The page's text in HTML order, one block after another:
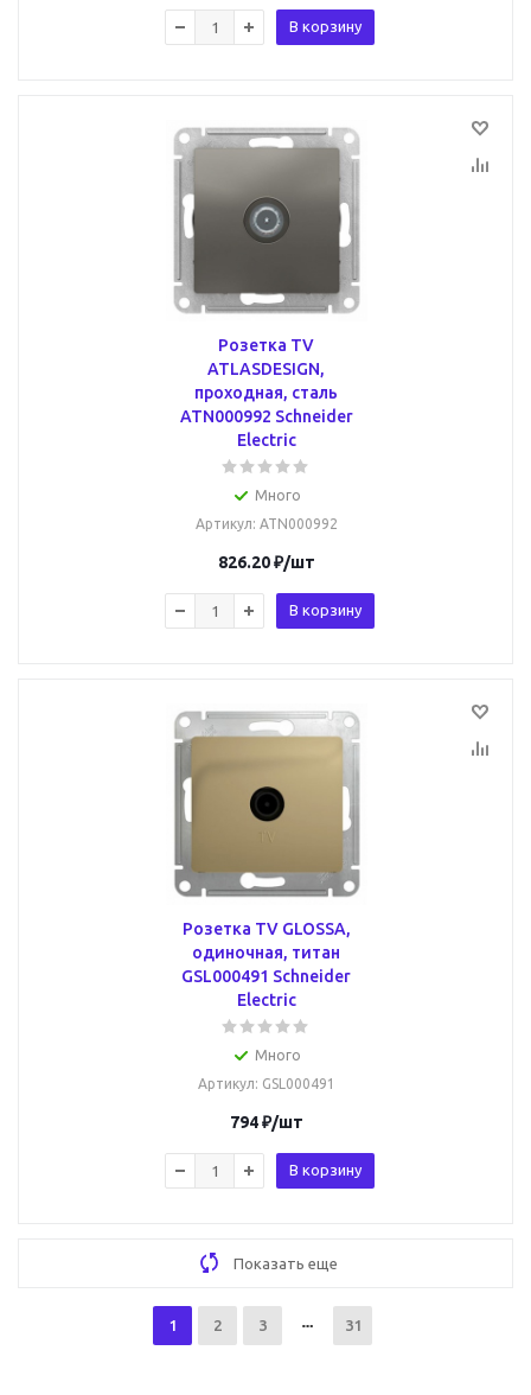
В корзину
Розетка TV
ATLASDESIGN,
проходная, сталь
ATN000992 Schneider
Electric
Много
Артикул: ATN000992
826.20₽/шт
В корзину
Розетка TV GLOSSA,
одиночная, титан
GSL000491 Schneider
Electric
Много
Артикул: GSL000491
794₽/шт
В корзину
Показать еще
1 2 3 31